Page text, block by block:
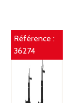
Référence :
36274